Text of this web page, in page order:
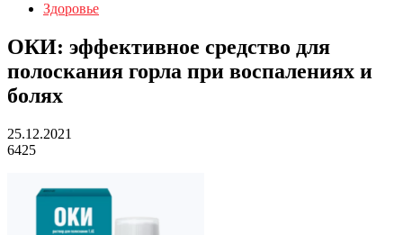
Здоровье
ОКИ: эффективное средство для
полоскания горла при воспалениях и
болях
25.12.2021
6425